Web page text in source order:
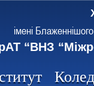
імені
“ВНЗ